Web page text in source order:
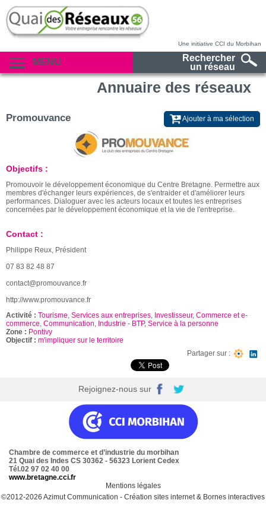
Une initiative CCI du Morbihan
MENU
Rechercher
un réseau
Annuaire des réseaux
Ajouter à ma sélection
Promouvance
Objectifs :
Promouvoir le développement économique du Centre Bretagne. Permettre aux
membres d'échanger leurs expériences, de s'entraider et d'améliorer leurs
performances. Dialoguer avec les acteurs locaux et toutes les entreprises
concernées par le développement économique et la vie de l'entreprise.
Contact :
Philippe Reux, Président
07 83 82 48 87
contact@promouvance.fr
http://www.promouvance.fr
Activité : Tourisme, Services aux entreprises, Investisseur, Commerce et e-
commerce, Communication, Industrie - BTP, Service à la personne
Zone : Pontivy
Objectif : m'impliquer sur le territoire
Partager sur :
Rejoignez-nous sur
Chambre de commerce et d’industrie du morbihan
21 Quai des Indes CS 30362 - 56323 Lorient Cedex
Tél.02 97 02 40 00
www.bretagne.cci.fr
Mentions légales
©2012-2026 Azimut Communication - Création sites internet& Bornes interactives